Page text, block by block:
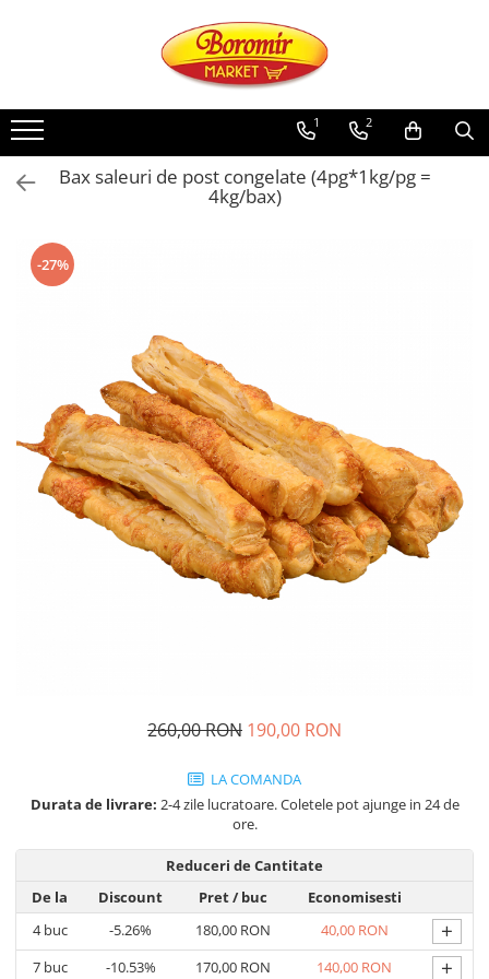
Noutati
Produse de post
Cozonac
Cozonac Insiropat
Cozonac Exotic
Cozonac Traditional
Cozonac Casa Boromir
Cozonac Pricomigdala
Cozonac Magnum
Cozonac Vegan (de post)
Cozonac Collection
Cozo-Bun
Cozonac Cadou
Prajituri artizanale
Chec
Chec cu iaurt
Chec Ciocco
1 2
Bax saleuri de post congelate (4pg*1kg/pg =
4kg/bax)
-27%
260,00 RON 190,00 RON
LA COMANDA
Durata de livrare: 2-4 zile lucratoare. Coletele pot ajunge in 24 de
ore.
Reduceri de Cantitate
De la
Discount Pret/ buc
Economisesti
4buc -5.26% 180,00 RON 40,00 RON +
7buc -10.53% 170,00 RON 140,00 RON +